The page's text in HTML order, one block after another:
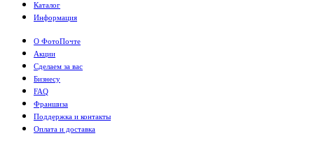
Каталог
Информация
О ФотоПочте
Акции
Сделаем за вас
Бизнесу
FAQ
Франшиза
Поддержка и контакты
Оплата и доставка